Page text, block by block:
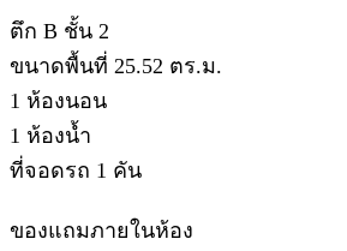
ตึก B ชั้น 2
ขนาดพื้นที่ 25.52 ตร.ม.
1 ห้องนอน
1 ห้องน้ำ
ที่จอดรถ 1 คัน
ของแถมภายในห้อง